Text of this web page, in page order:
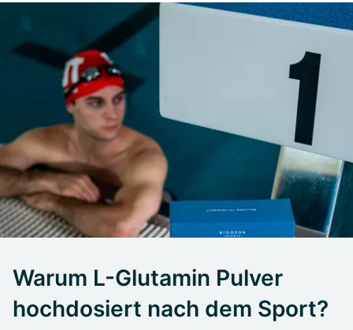
Warum L-Glutamin Pulver
hochdosiert nach dem Sport?